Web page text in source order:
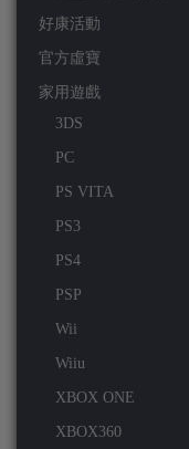
好康活動
官方虛寶
家用遊戲
3DS
PC
PS VITA
PS3
PS4
PSP
Wii
Wiiu
XBOX ONE
XBOX360